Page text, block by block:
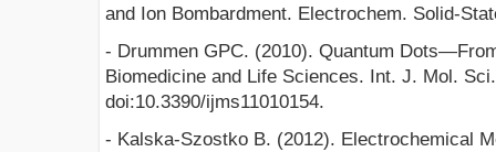
and Ion Bombardment. Electrochem. Solid-
- Drummen GPC. (2010). Quantum
Biomedicine and Life Sciences. Int. J. Mol.
doi:10.3390/ijms11010154.
- Kalska-Szostko B. (2012). Electrochemical